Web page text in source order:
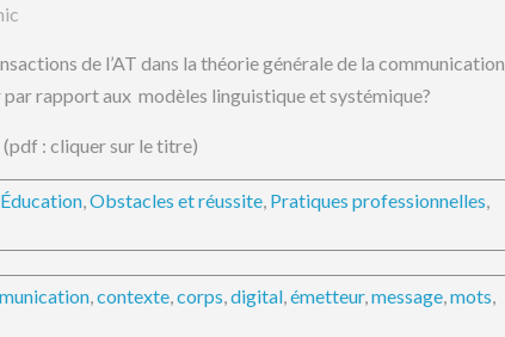
de l’AT dans la théorie générale de la communication
rapport aux modèles linguistique et systémique?
(pdf : cliquer sur le titre)
Éducation,Obstacles et réussite, Pratiques professionnelles,
,contexte,corps,digital,émetteur,message,mots,